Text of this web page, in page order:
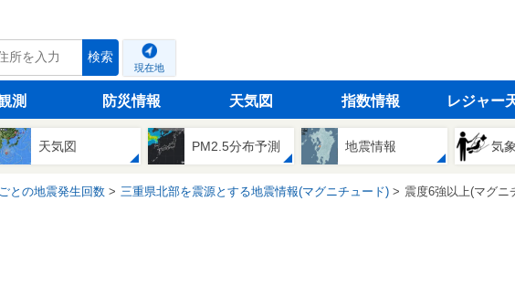
検索
現在地
測 防災情報 天気図 指数情報 レジャー
天気図 PM2.5分布予測 地震情報 気
との地震発生回数 三重県北部を震源とする地震情報(マグニチュード) 震度6強以上(マグニ